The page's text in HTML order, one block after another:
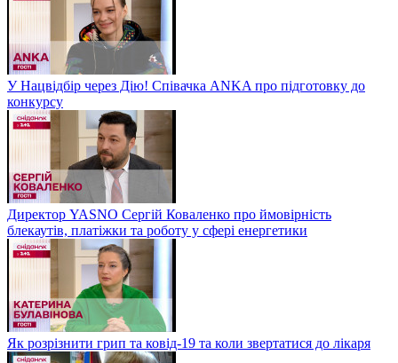
У Нацвідбір через Дію! Співачка ANKA про підготовку до
конкурсу
Директор YASNO Сергій Коваленко про ймовірність
блекаутів, платіжки та роботу у сфері енергетики
Як розрізнити грип та ковід-19 та коли звертатися до лікаря